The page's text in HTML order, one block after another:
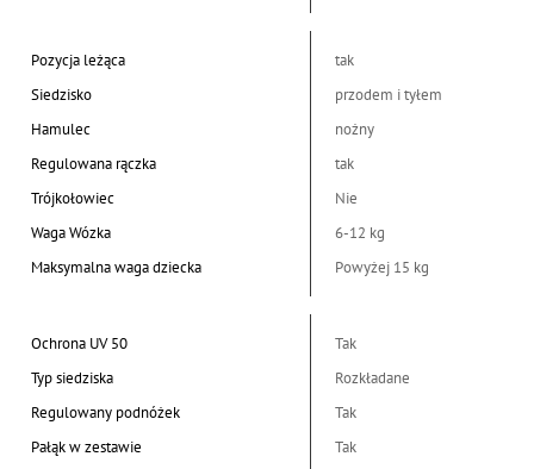
Pozycja leżąca
tak
Siedzisko
przodem i tyłem
Hamulec
nożny
Regulowana rączka
tak
Trójkołowiec
Nie
Waga Wózka
6-12 kg
Maksymalna waga dziecka
Powyżej 15 kg
Ochrona UV 50
Tak
Typ siedziska
Rozkładane
Regulowany podnóżek
Tak
Pałąk w zestawie
Tak